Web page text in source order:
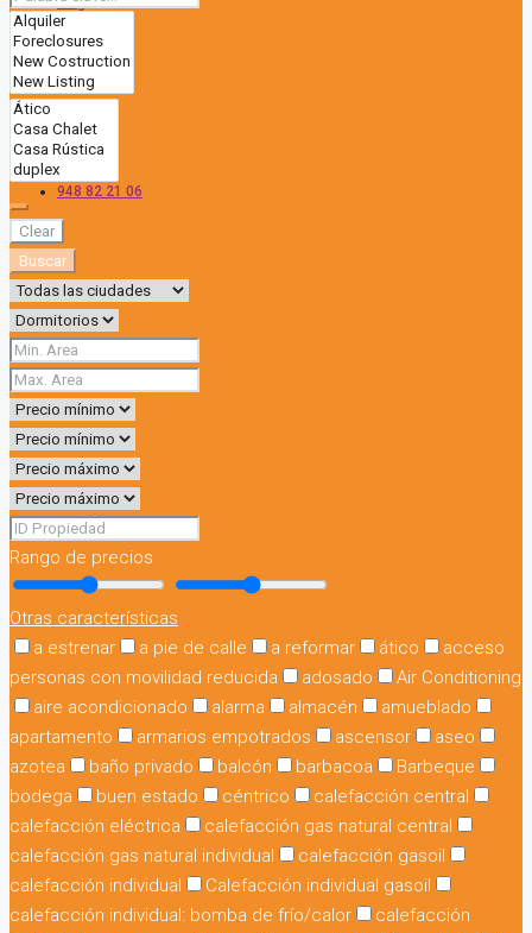
948 82 21 06
Clear
Buscar
Rango de precios
Otras características
a estrenar
a pie de calle a reformar ático
acceso
personas con movilidad reducida
adosado
Air Conditioning
aire acondicionado
alarma almacén
amueblado
apartamento
armarios empotrados ascensor
aseo
azotea
baño privado balcón barbacoa
Barbeque
bodega
buen estado céntrico
calefacción central
calefacción eléctrica
calefacción gas natural central
calefacción gas natural individual
calefacción gasoil
calefacción individual
Calefacción individual gasoil
calefacción individual: bomba de frío/calor
calefacción